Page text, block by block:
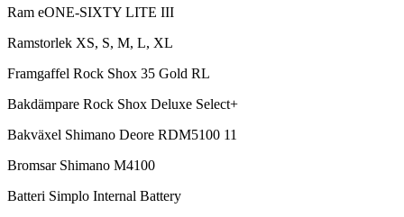
Ram eONE-SIXTY LITE III
Ramstorlek XS, S, M, L, XL
Framgaffel Rock Shox 35 Gold RL
Bakdämpare Rock Shox Deluxe Select+
Bakväxel Shimano Deore RDM5100 11
Bromsar Shimano M4100
Batteri Simplo Internal Battery